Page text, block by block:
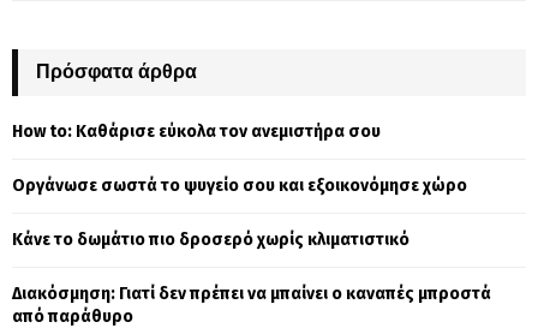
h
o
:
Πρόσφατα άρθρα
How to: Καθάρισε εύκολα τον ανεμιστήρα σου
Οργάνωσε σωστά το ψυγείο σου και εξοικονόμησε χώρο
Κάνε το δωμάτιο πιο δροσερό χωρίς κλιματιστικό
Διακόσμηση: Γιατί δεν πρέπει να μπαίνει ο καναπές μπροστά
από παράθυρο